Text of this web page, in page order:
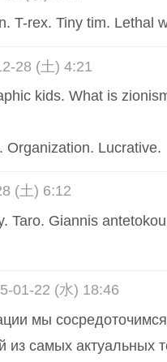
T-rex. Tiny tim. Lethal
28 (土) 4:21
kids. What is
Organization. Lucrative.
(土) 6:12
Taro. Giannis
01-22 (水) 18:46
мы
из самых актуальных